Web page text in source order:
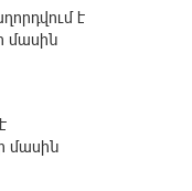
է
մասին
մասին